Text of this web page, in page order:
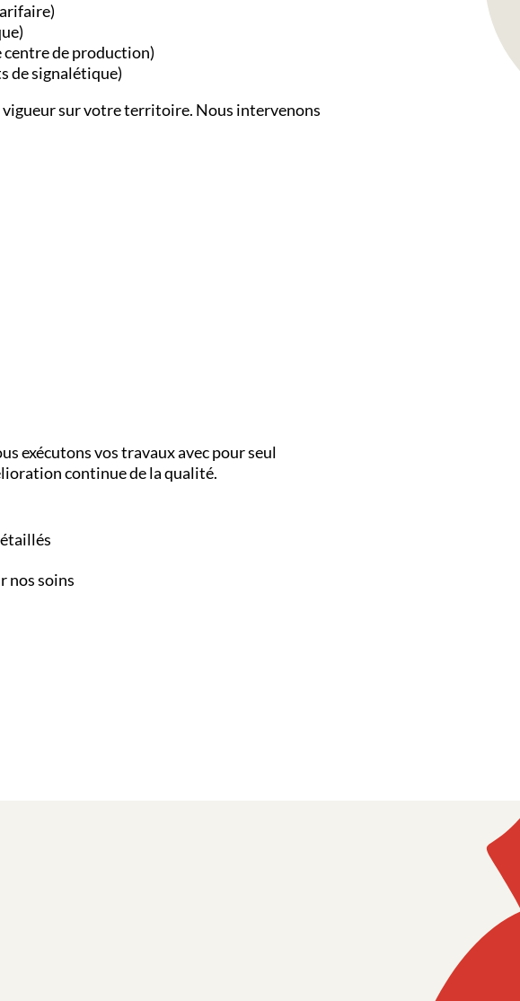
de production)
de signalétique)
sur votre territoire. Nous intervenons
exécutons vos travaux avec pour seul
continue de la qualité.
nos soins